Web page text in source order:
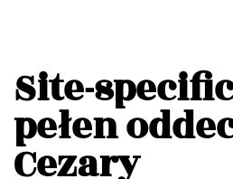
Site-specific
pełen
Cezary